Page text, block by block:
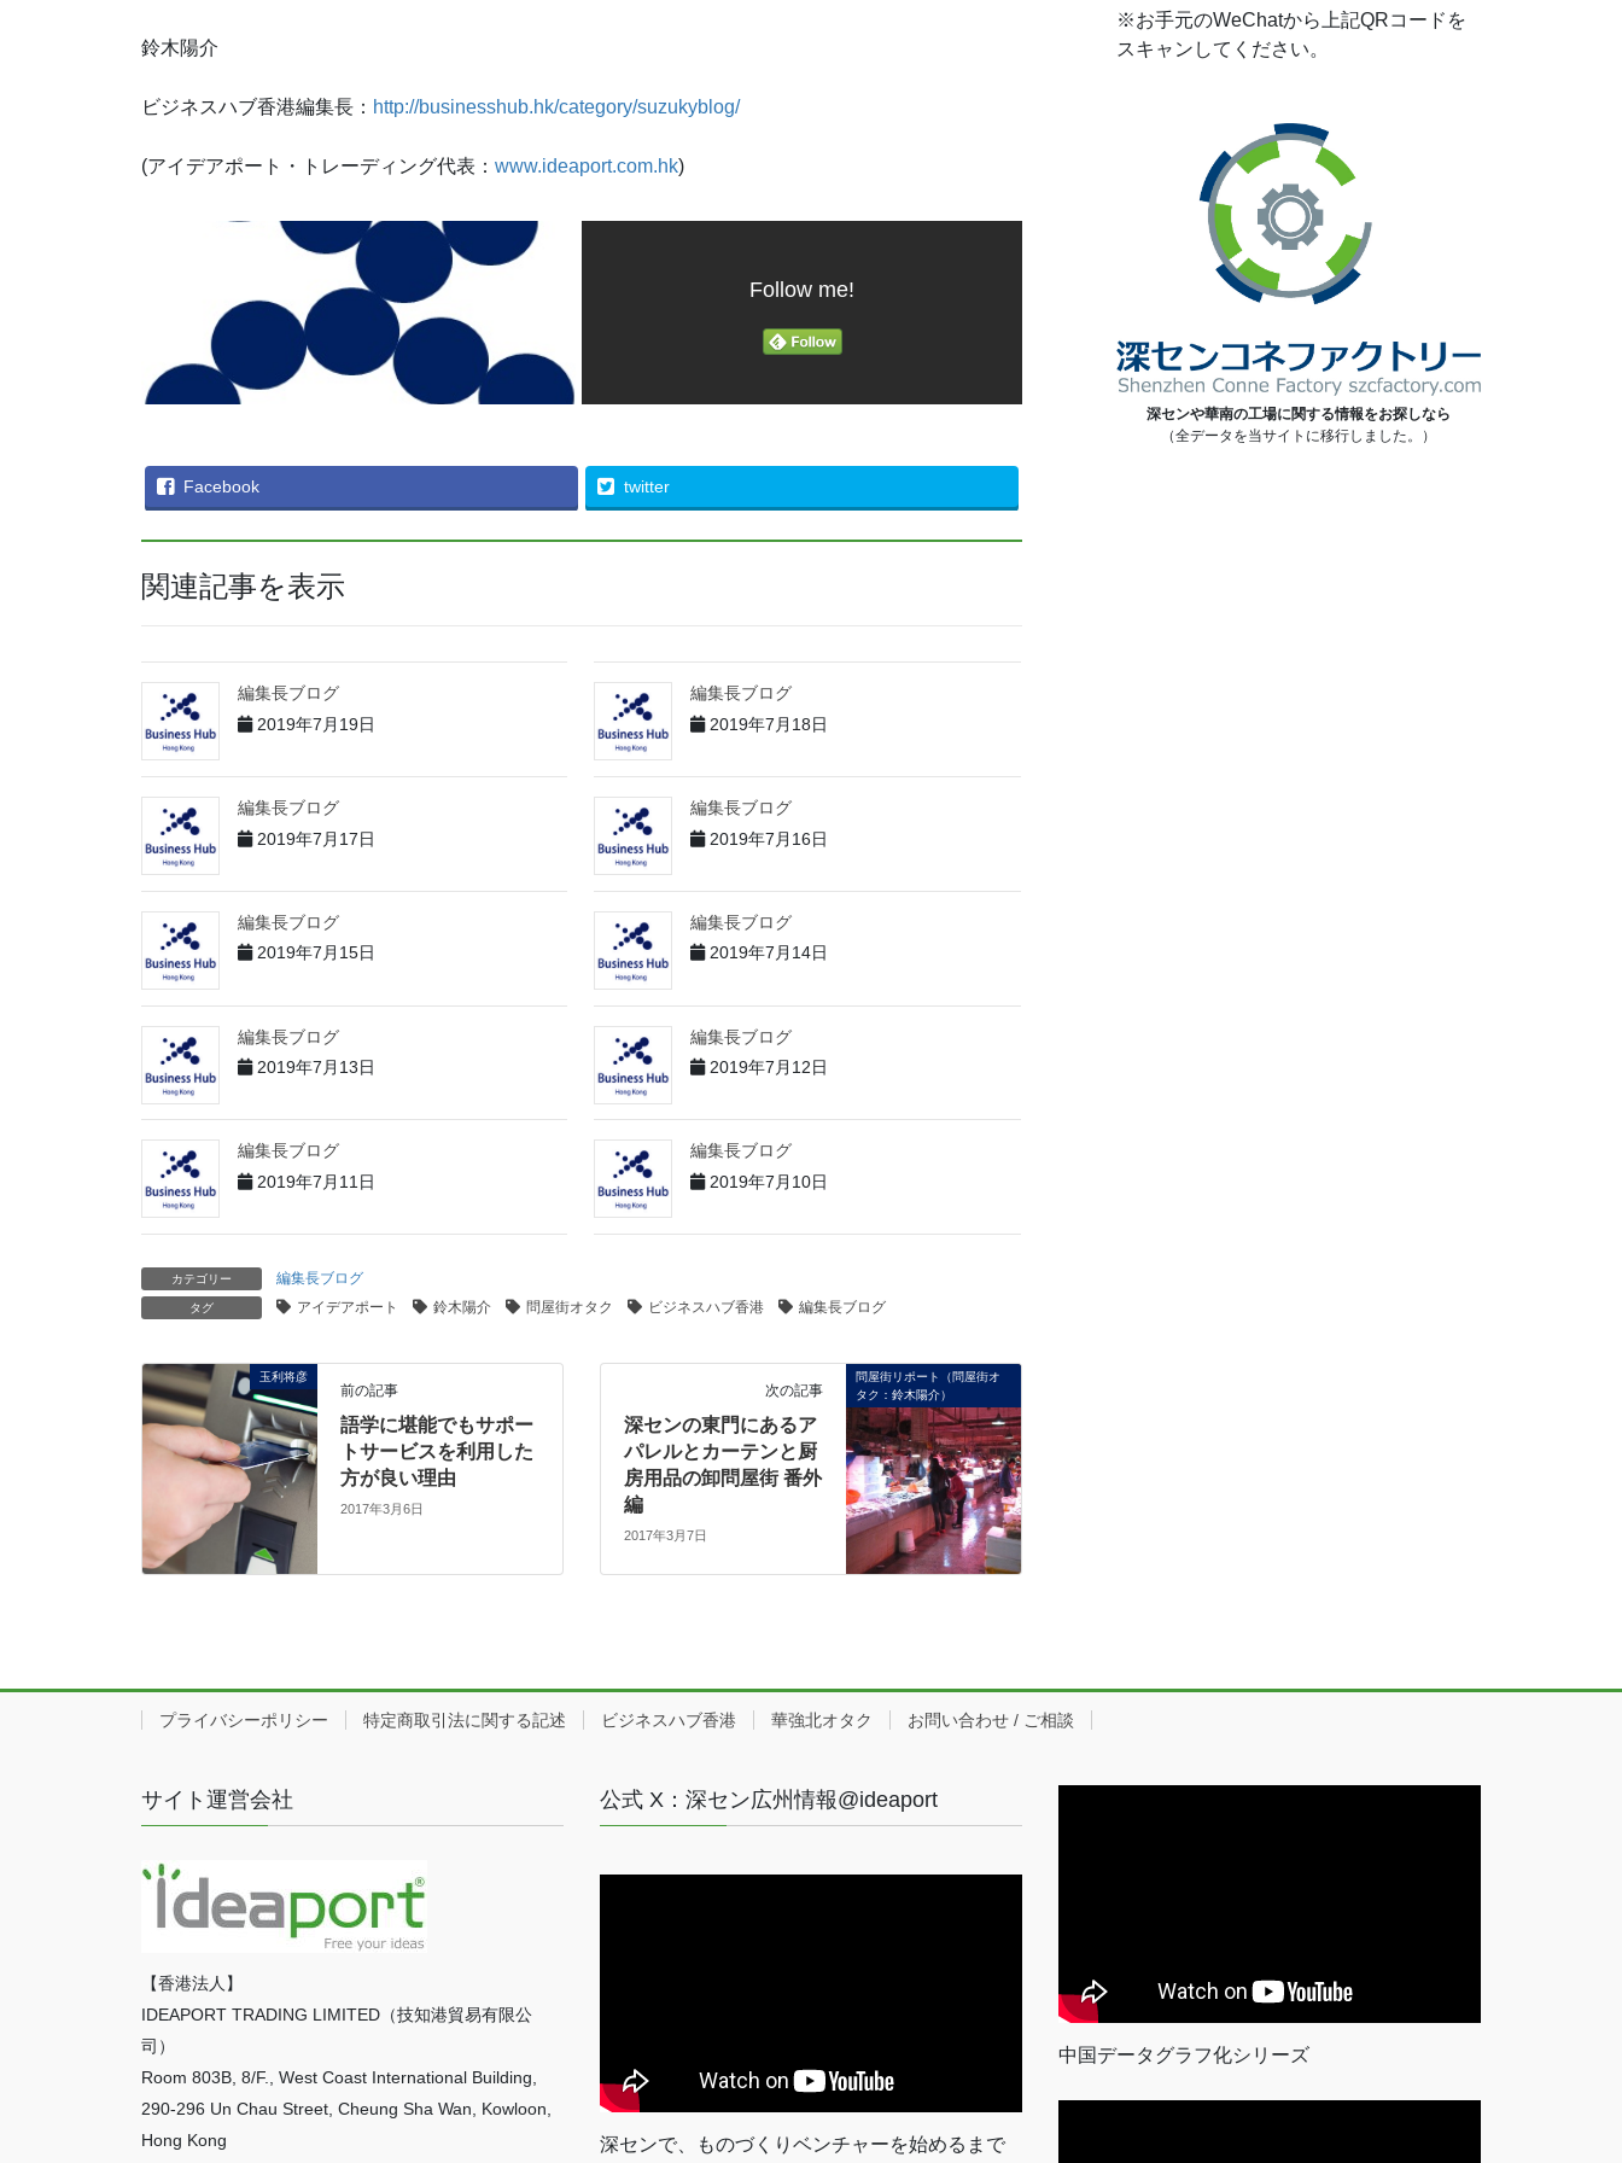
鈴木陽介
ビジネスハブ香港編集長： http://businesshub.hk/category/suzukyblog/
(アイデアポート・トレーディング代表： www.ideaport.com.hk)
Follow me!
Facebook twitter
関連記事を表示
編集長ブログ
2019年7月19日
編集長ブログ
2019年7月18日
編集長ブログ
2019年7月17日
編集長ブログ
2019年7月16日
編集長ブログ
2019年7月15日
編集長ブログ
2019年7月14日
編集長ブログ
2019年7月13日
編集長ブログ
2019年7月12日
編集長ブログ
2019年7月11日
編集長ブログ
2019年7月10日
カテゴリー 編集長ブログ
タグ アイデアポート 鈴木陽介 問屋街オタク ビジネスハブ香港 編集長ブログ
玉利将彦
前の記事
語学に堪能でもサポー
トサービスを利用した
方が良い理由
2017年3月6日
問屋街リポート（問屋街オ
タク：鈴木陽介）
次の記事
深センの東門にあるア
パレルとカーテンと厨
房用品の卸問屋街 番外
編
2017年3月7日
※お手元のWeChatから上記QRコードを
スキャンしてください。
深センや華南の工場に関する情報をお探しなら
（全データを当サイトに移行しました。）
プライバシーポリシー 特定商取引法に関する記述 ビジネスハブ香港 華強北オタク お問い合わせ / ご相談
サイト運営会社
【香港法人】
IDEAPORT TRADING LIMITED（技知港貿易有限公
司）
Room 803B, 8/F., West Coast International Building,
290-296 Un Chau Street, Cheung Sha Wan, Kowloon,
Hong Kong
公式 X：深セン広州情報@ideaport
深センで、ものづくりベンチャーを始めるまで
中国データグラフ化シリーズ